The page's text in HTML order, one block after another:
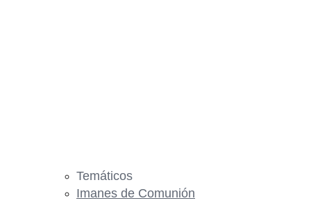
Temáticos
Imanes de Comunión